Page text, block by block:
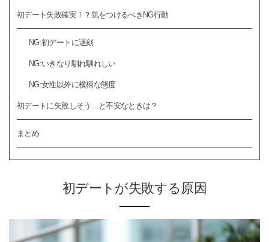
初デート失敗確実！？気をつけるべきNG行動
NG:初デートに遅刻
NG:いきなり馴れ馴れしい
NG:女性以外に横柄な態度
初デートに失敗しそう…と不安なときは？
まとめ
初デートが失敗する原因